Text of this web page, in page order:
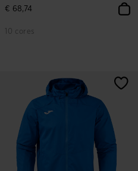
€ 68,74
10 cores